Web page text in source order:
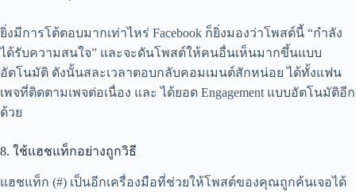
ยิ่งมีการโต้ตอบมากเท่าไหร่ Facebook ก็ยิ่งมองว่าโพสต์นี้ “กำลัง
ได้รับความสนใจ” และจะดันโพสต์ให้คนอื่นเห็นมากขึ้นแบบ
อัตโนมัติ ดังนั้นสละเวลาตอบกลับคอมเมนต์สักหน่อย ได้ทั้งแฟน
เพจที่ติดตามเพจต่อเนื่อง และ ได้ยอด Engagement แบบอัตโนมัติอีก
ด้วย
8. ใช้แฮชแท็กอย่างถูกวิธี
แฮชแท็ก (#) เป็นอีกเครื่องมือที่ช่วยให้โพสต์ของคุณถูกค้นเจอได้